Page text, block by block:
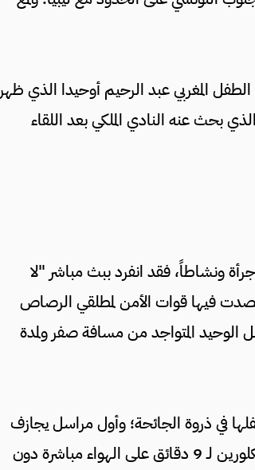
المغربي عبد الرحيم أوحيدا الذي ظهر
بحث عنه النادي الملكي بعد اللقاء
ونشاطاً، فقد انفرد ببث مباشر "لا
فيها قوات الأمن لمطلقي الرصاص
الوحيد المتواجد من مسافة صفر ولمدة
في ذروة الجائحة؛ وأول مراسل يجازف
في الظهور ببث مباشر في ميناء العقبة ليلة انفجار صهريج الكلورين لـ 9 دقائق على الهواء مباشرة دون